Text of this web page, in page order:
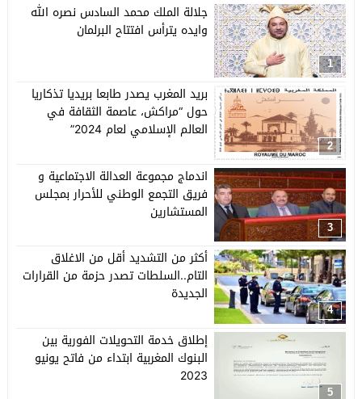
1
جلالة الملك محمد السادس نصره الله
وايده يترأس افتتاح البرلمان
2
بريد المغرب يصدر طابعا بريديا تذكاريا
حول “مراكش، عاصمة الثقافة في
العالم الإسلامي لعام 2024”
3
اندماج مجموعة العدالة الاجتماعية و
فريق التجمع الوطني للأحرار بمجلس
المستشارين
4
أكثر من التشديد أقل من الاغلاق
التام..السلطات تصدر حزمة من القرارات
الجديدة
5
إطلاق خدمة التحويلات الفورية بين
البنوك المغربية ابتداء من فاتح يونيو
2023